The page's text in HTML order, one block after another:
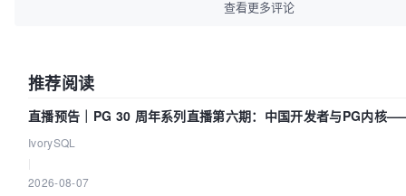
查看更多评论
推荐阅读
直播预告｜PG 30 周年系列直播第六期：中国开发者与PG内核
吗？我们贡献了什么？
IvorySQL
2026-08-07